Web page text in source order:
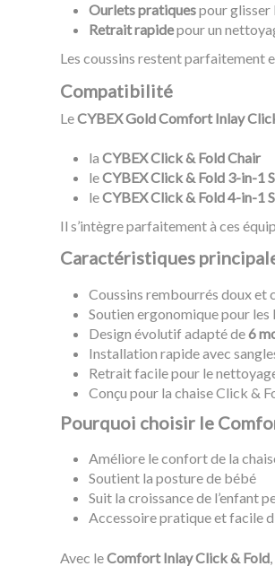
Ourlets pratiquespour glisser
Retrait rapidepour un
Les coussins restent parfaitement
Compatibilité
LeCYBEX Gold Comfort Inlay
la CYBEX Click & Fold Chair
leCYBEX Click & Fold 3-in-1
leCYBEX Click & Fold 4-in-1
Il s’intègre parfaitement à ces
Caractéristiques
Coussins rembourrés doux et
Soutien ergonomique pour les
Design évolutif adapté de6
Installation rapide avec
Retrait facile pour le
Conçu pour la chaise Click &
Pourquoi choisir le
Améliore le confort de la
Soutient la posture de bébé
Suit la croissance de l’enfant
Accessoire pratique et facile
Avec leComfort Inlay Click & Fold